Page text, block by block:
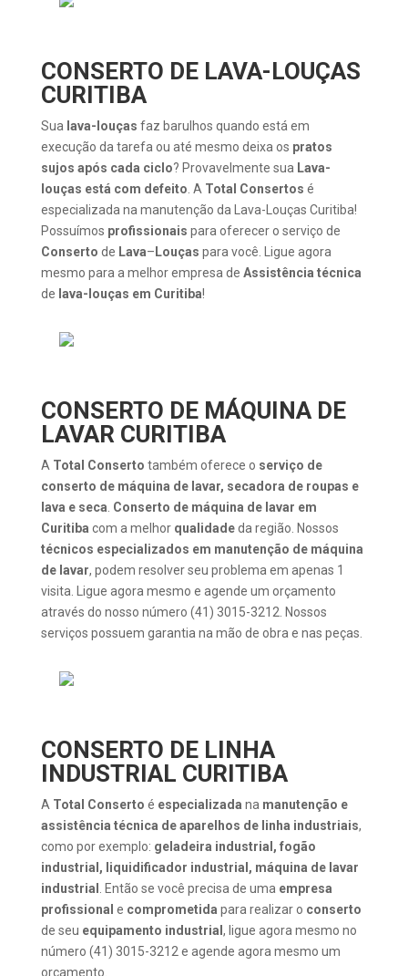
CONSERTO DE LAVA-LOUÇAS
CURITIBA
Sua lava-louças faz barulhos quando está em
execução da tarefa ou até mesmo deixa os pratos
sujos após cada ciclo? Provavelmente sua Lava-
louças está com defeito . A Total Consertos é
especializada na manutenção da Lava-Louças Curitiba!
Possuímos profissionais para oferecer o serviço de
Conserto de Lava– Louças para você. Ligue agora
mesmo para a melhor empresa de Assistência técnica
de lava-louças em Curitiba!
CONSERTO DE MÁQUINA DE
LAVAR CURITIBA
A Total Conserto também oferece o serviço de
conserto de máquina de lavar, secadora de roupas e
lava e seca Conserto de máquina de lavar em
Curitiba com a melhor qualidadeda região. Nossos
técnicos especializados em manutenção de máquina
de lavar, podem resolver seu problema em apenas 1
visita. Ligue agora mesmo e agende um orçamento
através do nosso número (41) 3015-3212. Nossos
serviços possuem garantia na mão de obra e nas peças.
CONSERTO DE LINHA
INDUSTRIAL CURITIBA
A Total Conserto é especializada na manutenção e
assistência técnica de aparelhos de linha industriais,
como por exemplo: geladeira industrial, fogão
industrial, liquidificador industrial, máquina de lavar
industrial
. Então se você precisa de uma empresa
profissional e comprometida para realizar o conserto
de seu equipamento industrial , ligue agora mesmo no
número (41) 3015-3212 e agende agora mesmo um
orçamento.